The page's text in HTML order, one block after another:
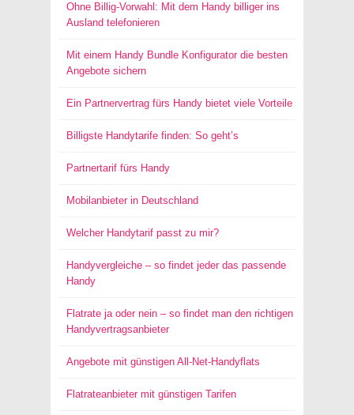
Ohne Billig-Vorwahl: Mit dem Handy billiger ins
Ausland telefonieren
Mit einem Handy Bundle Konfigurator die besten
Angebote sichern
Ein Partnervertrag fürs Handy bietet viele Vorteile
Billigste Handytarife finden: So geht’s
Partnertarif fürs Handy
Mobilanbieter in Deutschland
Welcher Handytarif passt zu mir?
Handyvergleiche – so findet jeder das passende
Handy
Flatrate ja oder nein – so findet man den richtigen
Handyvertragsanbieter
Angebote mit günstigen All-Net-Handyflats
Flatrateanbieter mit günstigen Tarifen